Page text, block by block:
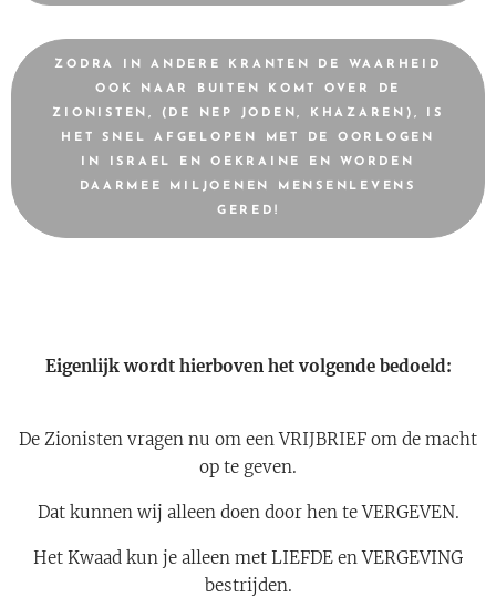
ZODRA IN ANDERE KRANTEN DE WAARHEID
OOK NAAR BUITEN KOMT OVER DE
ZIONISTEN, (DE NEP JODEN, KHAZAREN), IS
HET SNEL AFGELOPEN MET DE OORLOGEN
IN ISRAEL EN OEKRAINE EN WORDEN
DAARMEE MILJOENEN MENSENLEVENS
GERED!
Eigenlijk wordt hierboven het volgende bedoeld:
De Zionisten vragen nu om een VRIJBRIEF om de macht
op te geven.
Dat kunnen wij alleen doen door hen te VERGEVEN.
Het Kwaad kun je alleen met LIEFDE en VERGEVING
bestrijden.